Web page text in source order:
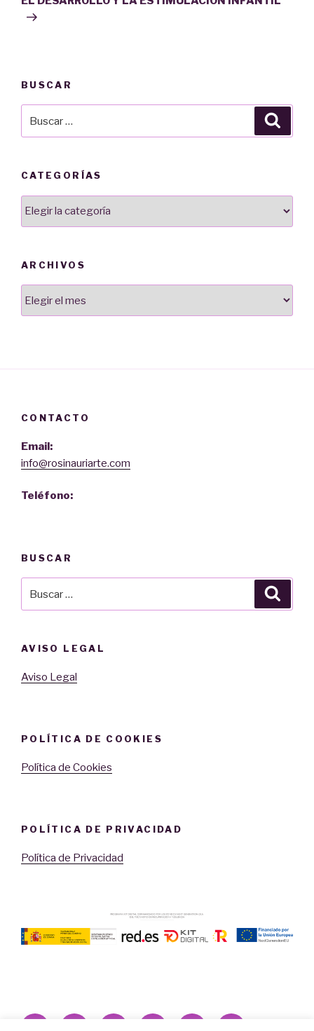
BUSCAR
por:
CATEGORÍAS
ARCHIVOS
CONTACTO
Email:
info@rosinauriarte.com
Teléfono:
BUSCAR
por:
AVISO LEGAL
Aviso Legal
POLÍTICA DE COOKIES
Política de Cookies
POLÍTICA DE PRIVACIDAD
Política de Privacidad
FacebookTwitterInstagramCorreoYoutubeLinkedIn